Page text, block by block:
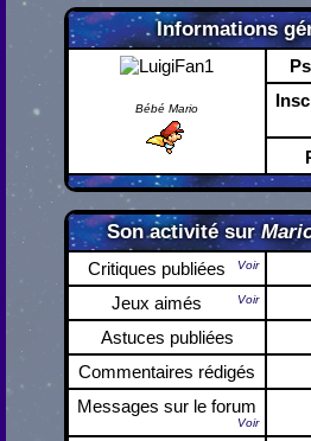
Informations
Bébé Mario
Son activité sur
Critiques publiées Voir
Jeux aimés
Voir
Astuces publiées
Commentaires rédigés
Messages sur le forum
Voir